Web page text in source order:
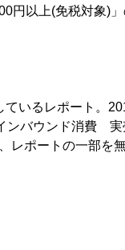
円以上(免税対象)
いるレポート。
ンバウンド消費 実
レポートの一部を